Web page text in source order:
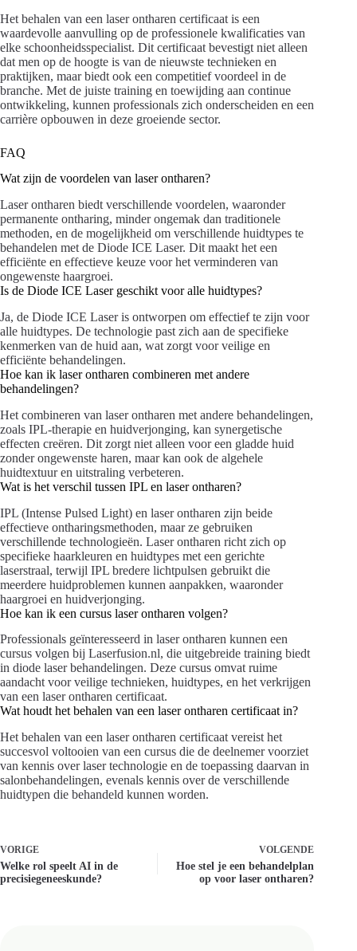
Het behalen van een laser ontharen certificaat is een
waardevolle aanvulling op de professionele kwalificaties van
elke schoonheidsspecialist. Dit certificaat bevestigt niet alleen
dat men op de hoogte is van de nieuwste technieken en
praktijken, maar biedt ook een competitief voordeel in de
branche. Met de juiste training en toewijding aan continue
ontwikkeling, kunnen professionals zich onderscheiden en een
carrière opbouwen in deze groeiende sector.
FAQ
Wat zijn de voordelen van laser ontharen?
Laser ontharen biedt verschillende voordelen, waaronder
permanente ontharing, minder ongemak dan traditionele
methoden, en de mogelijkheid om verschillende huidtypes te
behandelen met de Diode ICE Laser. Dit maakt het een
efficiënte en effectieve keuze voor het verminderen van
ongewenste haargroei.
Is de Diode ICE Laser geschikt voor alle huidtypes?
Ja, de Diode ICE Laser is ontworpen om effectief te zijn voor
alle huidtypes. De technologie past zich aan de specifieke
kenmerken van de huid aan, wat zorgt voor veilige en
efficiënte behandelingen.
Hoe kan ik laser ontharen combineren met andere
behandelingen?
Het combineren van laser ontharen met andere behandelingen,
zoals IPL-therapie en huidverjonging, kan synergetische
effecten creëren. Dit zorgt niet alleen voor een gladde huid
zonder ongewenste haren, maar kan ook de algehele
huidtextuur en uitstraling verbeteren.
Wat is het verschil tussen IPL en laser ontharen?
IPL (Intense Pulsed Light) en laser ontharen zijn beide
effectieve ontharingsmethoden, maar ze gebruiken
verschillende technologieën. Laser ontharen richt zich op
specifieke haarkleuren en huidtypes met een gerichte
laserstraal, terwijl IPL bredere lichtpulsen gebruikt die
meerdere huidproblemen kunnen aanpakken, waaronder
haargroei en huidverjonging.
Hoe kan ik een cursus laser ontharen volgen?
Professionals geïnteresseerd in laser ontharen kunnen een
cursus volgen bij Laserfusion.nl, die uitgebreide training biedt
in diode laser behandelingen. Deze cursus omvat ruime
aandacht voor veilige technieken, huidtypes, en het verkrijgen
van een laser ontharen certificaat.
Wat houdt het behalen van een laser ontharen certificaat in?
Het behalen van een laser ontharen certificaat vereist het
succesvol voltooien van een cursus die de deelnemer voorziet
van kennis over laser technologie en de toepassing daarvan in
salonbehandelingen, evenals kennis over de verschillende
huidtypen die behandeld kunnen worden.
VORIGE
Welke rol speelt AI in de
precisiegeneeskunde?
VOLGENDE
Hoe stel je een behandelplan
op voor laser ontharen?